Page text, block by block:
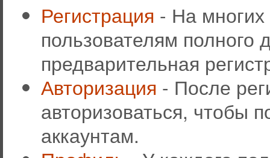
Регистрация - На
пользователям полного
предварительная
Авторизация - После
авторизоваться, чтобы
аккаунтам.